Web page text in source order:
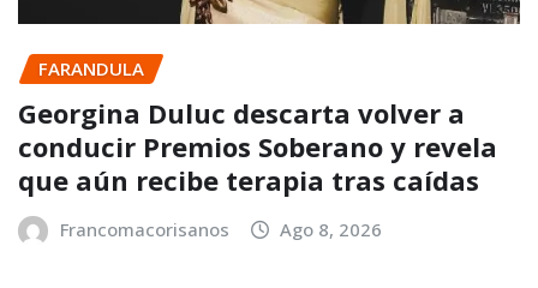
FARANDULA
Georgina Duluc descarta volver a
conducir Premios Soberano y revela
que aún recibe terapia tras caídas
Francomacorisanos Ago 8, 2026